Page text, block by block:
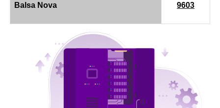
Balsa Nova
9603